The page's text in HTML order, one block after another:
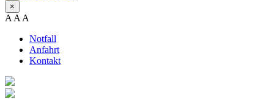
×
A A A
Notfall
Anfahrt
Kontakt